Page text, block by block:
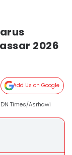
2026
Add Us on Google
Times/Asrhawi